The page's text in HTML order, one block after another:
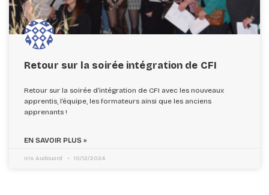
Retour sur la soirée intégration de CFI
Retour sur la soirée d’intégration de CFI avec les nouveaux
apprentis, l’équipe, les formateurs ainsi que les anciens
apprenants !
EN SAVOIR PLUS »
Iris Audouard 10/12/2024